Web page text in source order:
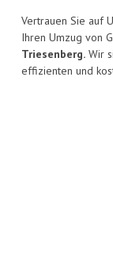
Vertrauen Sie auf
Ihren Umzug von
Triesenberg. Wir
effizienten und